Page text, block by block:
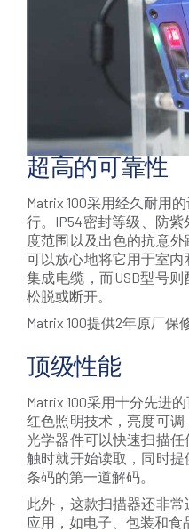
超高的可靠性
Matrix 100采用经久耐用
行。IP54密封等级、防
度范围以及出色的抗意
可以放心地将它用于室内
集成电缆，而USB型号
松脱或断开。
Matrix 100提供2年原厂保
顶级性能
Matrix 100采用十分先进
红色照明技术，亮度可
光学器件可以快速扫描
触时就开始读取，同时
条码的第一道解码。
此外，这款扫描器还非
应用，如电子、包装和食